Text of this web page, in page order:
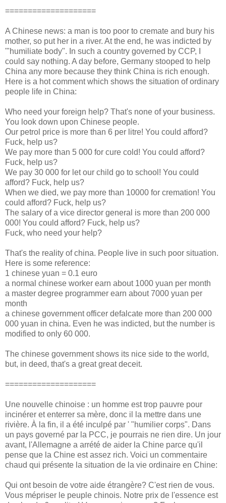
====================
A Chinese news: a man is too poor to cremate and bury his
mother, so put her in a river. At the end, he was indicted by
'"humiliate body". In such a country governed by CCP, I
could say nothing. A day before, Germany stooped to help
China any more because they think China is rich enough.
Here is a hot comment which shows the situation of ordinary
people life in China:
Who need your foreign help? That's none of your business.
You look down upon Chinese people.
Our petrol price is more than 6 per litre! You could afford?
Fuck, help us?
We pay more than 5 000 for cure cold! You could afford?
Fuck, help us?
We pay 30 000 for let our child go to school! You could
afford? Fuck, help us?
When we died, we pay more than 10000 for cremation! You
could afford? Fuck, help us?
The salary of a vice director general is more than 200 000
000! You could afford? Fuck, help us?
Fuck, who need your help?
That's the reality of china. People live in such poor situation.
Here is some reference:
1 chinese yuan = 0.1 euro
a normal chinese worker earn about 1000 yuan per month
a master degree programmer earn about 7000 yuan per
month
a chinese government officer defalcate more than 200 000
000 yuan in china. Even he was indicted, but the number is
modified to only 60 000.
The chinese government shows its nice side to the world,
but, in deed, that's a great great deceit.
====================
Une nouvelle chinoise : un homme est trop pauvre pour
incinérer et enterrer sa mère, donc il la mettre dans une
rivière. À la fin, il a été inculpé par ' "humilier corps". Dans
un pays governé par la PCC, je pourrais ne rien dire. Un jour
avant, l'Allemagne a arrété de aider la Chine parce qu'il
pense que la Chine est assez rich. Voici un commentaire
chaud qui présente la situation de la vie ordinaire en Chine:
Qui ont besoin de votre aide étrangère? C'est rien de vous.
Vous mépriser le peuple chinois. Notre prix de l'essence est